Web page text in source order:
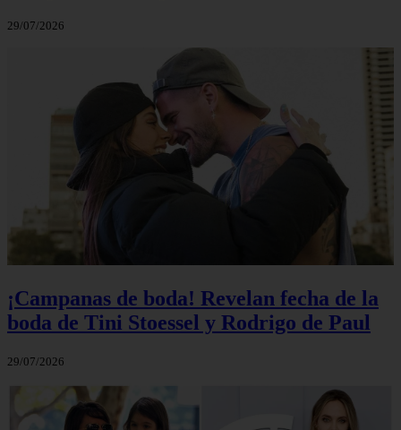
29/07/2026
¡Campanas de boda! Revelan fecha de la
boda de Tini Stoessel y Rodrigo de Paul
29/07/2026